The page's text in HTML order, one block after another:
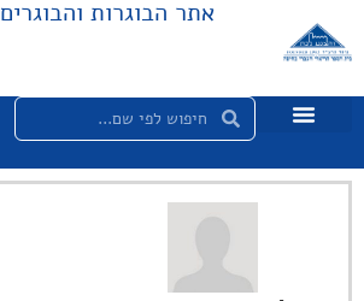
אתר הבוגרות והבוגרים